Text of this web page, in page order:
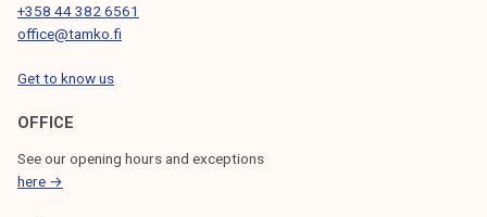
!
+358 44 382 6561
office@tamko.fi
Get to know us
OFFICE
See our opening hours and exceptions
here →